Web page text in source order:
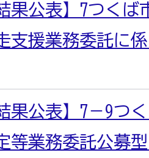
果公表】7つく
支援業務委託に
果公表】7－9つ
等業務委託公募